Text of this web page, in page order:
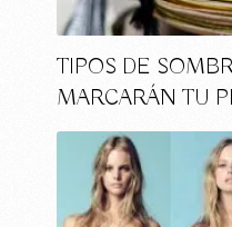
TIPOS DE
MARCARÁN TU